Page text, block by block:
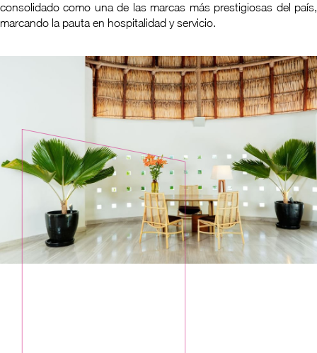
consolidado como una de las marcas más prestigiosas del país,
marcando la pauta en hospitalidad y servicio.